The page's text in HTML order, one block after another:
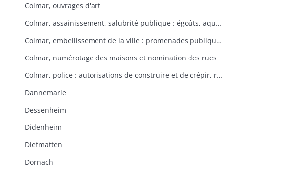
Colmar, ouvrages d'art
Colmar, assainissement, salubrité publique : égoûts, aqueducs servant à l'évacuation des eaux usées
Colmar, embellissement de la ville : promenades publiques, Champ de Mars, plantations d'arbres
Colmar, numérotage des maisons et nomination des rues
Colmar, police : autorisations de construire et de crépir, respect de l'alignement
Dannemarie
Dessenheim
Didenheim
Diefmatten
Dornach